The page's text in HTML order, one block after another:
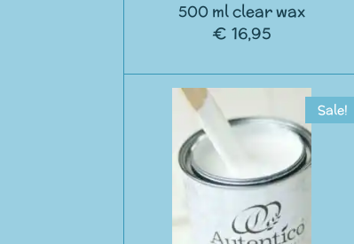
500 ml clear wax
€ 16,95
Sale!